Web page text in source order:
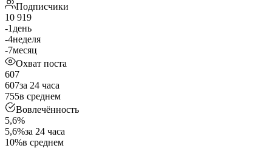
Подписчики
10 919
-1 день
-4неделя
-7месяц
Охват поста
607
607за 24 часа
755в среднем
Вовлечённость
5,6%
5,6%за 24 часа
10%в среднем